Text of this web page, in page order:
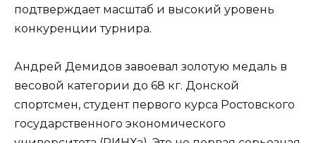
подтверждает масштаб и высокий уровень
конкуренции турнира.
Андрей Демидов завоевал золотую медаль в
весовой категории до 68 кг. Донской
спортсмен, студент первого курса Ростовского
государственного экономического